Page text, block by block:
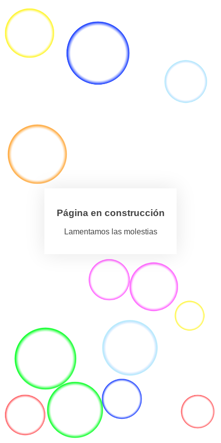
Página en construcción
Lamentamos las molestias